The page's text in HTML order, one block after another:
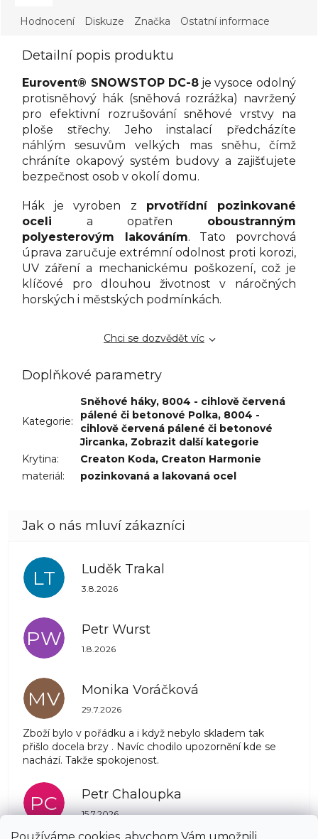
Hodnocení Diskuze Značka Ostatní informace
Detailní popis produktu
Eurovent® SNOWSTOP DC-8 je vysoce odolný
protisněhový hák (sněhová rozrážka) navržený
pro efektivní rozrušování sněhové vrstvy na
ploše střechy. Jeho instalací předcházíte
náhlým sesuvům velkých mas sněhu, čímž
chráníte okapový systém budovy a zajišťujete
bezpečnost osob v okolí domu.
Hák je vyroben z
prvotřídní pozinkované
oceli
a opatřen
oboustranným
polyesterovým lakováním. Tato povrchová
úprava zaručuje extrémní odolnost proti korozi,
UV záření a mechanickému poškození, což je
klíčové pro dlouhou životnost v náročných
horských i městských podmínkách.
Chci se dozvědět víc
Doplňkové parametry
Kategorie:
Sněhové háky, 8004 - cihlově červená
pálené či betonové Polka, 8004 -
cihlově červená pálené či betonové
Jircanka, Zobrazit další kategorie
Krytina: Creaton Koda, Creaton Harmonie
materiál: pozinkovaná a lakovaná ocel
LT Luděk Trakal
Hodnocení obchodu je 5 z 5 hvězdiček.
3.8.2026
PW Petr Wurst
Hodnocení obchodu je 5 z 5 hvězdiček.
1.8.2026
MV Monika Voráčková
Hodnocení obchodu je 5 z 5 hvězdiček.
29.7.2026
Zboží bylo v pořádku a i když nebylo skladem tak
přišlo docela brzy . Navíc chodilo upozornění kde se
nachází. Takže spokojenost.
PC Petr Chaloupka
Hodnocení obchodu je 5 z 5 hvězdiček.
15.7.2026